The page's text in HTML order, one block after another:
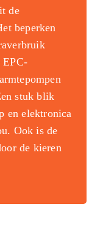
de
beperken
EPC-
stuk blik
en elektronica
Ook is de
de kieren